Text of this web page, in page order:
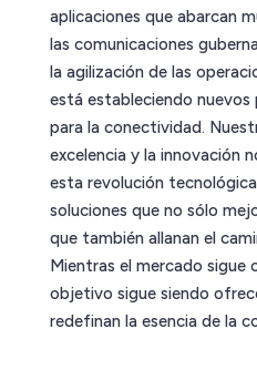
aplicaciones que abarcan
las comunicaciones
la agilización de las
está estableciendo
para la conectividad.
excelencia y la innovación
esta revolución
soluciones que no sólo
que también allanan el
Mientras el mercado sigue
objetivo sigue siendo
redefinan la esencia de la